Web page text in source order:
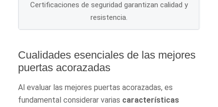
Certificaciones de seguridad garantizan calidad y
resistencia.
Cualidades esenciales de las mejores
puertas acorazadas
Al evaluar las mejores puertas acorazadas, es
fundamental considerar varias características